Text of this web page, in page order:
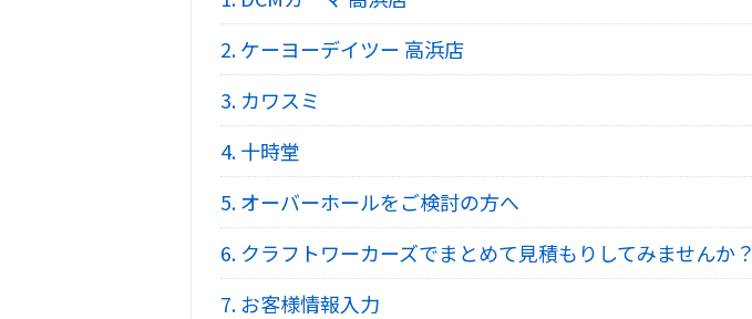
2.ケーヨーデイツー 高浜店
3. カワスミ
4.十時堂
5.オーバーホールをご検討の方へ
6. クラフトワーカーズでまとめて見積もりしてみませんか？
7. お客様情報入力